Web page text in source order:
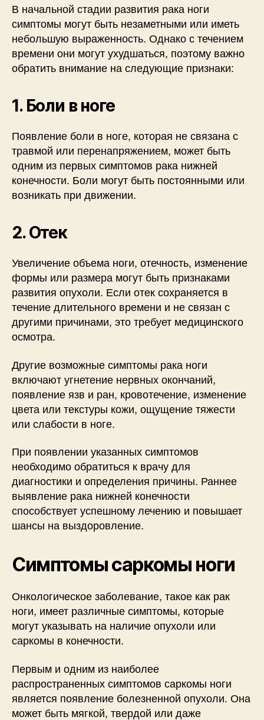
В начальной стадии развития рака ноги
симптомы могут быть незаметными или иметь
небольшую выраженность. Однако с течением
времени они могут ухудшаться, поэтому важно
обратить внимание на следующие признаки:
1. Боли в ноге
Появление боли в ноге, которая не связана с
травмой или перенапряжением, может быть
одним из первых симптомов рака нижней
конечности. Боли могут быть постоянными или
возникать при движении.
2. Отек
Увеличение объема ноги, отечность, изменение
формы или размера могут быть признаками
развития опухоли. Если отек сохраняется в
течение длительного времени и не связан с
другими причинами, это требует медицинского
осмотра.
Другие возможные симптомы рака ноги
включают угнетение нервных окончаний,
появление язв и ран, кровотечение, изменение
цвета или текстуры кожи, ощущение тяжести
или слабости в ноге.
При появлении указанных симптомов
необходимо обратиться к врачу для
диагностики и определения причины. Раннее
выявление рака нижней конечности
способствует успешному лечению и повышает
шансы на выздоровление.
Симптомы саркомы ноги
Онкологическое заболевание, такое как рак
ноги, имеет различные симптомы, которые
могут указывать на наличие опухоли или
саркомы в конечности.
Первым и одним из наиболее
распространенных симптомов саркомы ноги
является появление болезненной опухоли. Она
может быть мягкой, твердой или даже